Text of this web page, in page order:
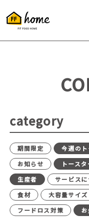
category
期間限定 今週の
お知らせ
トース
生産者
サービスに
食材
大容量サイズ
フードロス対策